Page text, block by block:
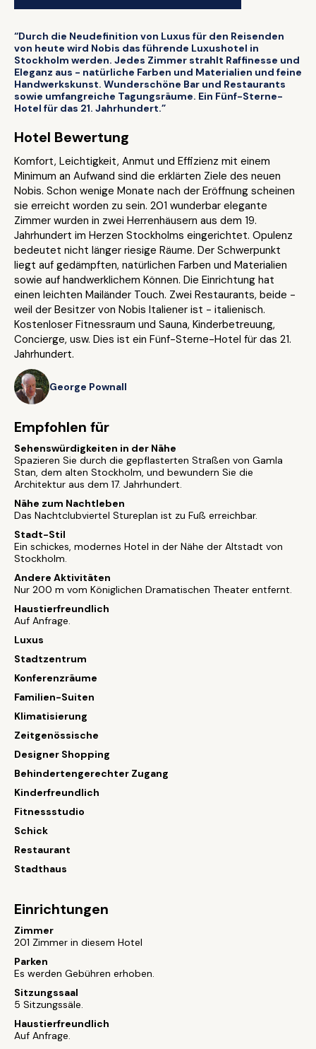
“Durch die Neudefinition von Luxus für den Reisenden
von heute wird Nobis das führende Luxushotel in
Stockholm werden. Jedes Zimmer strahlt Raffinesse und
Eleganz aus - natürliche Farben und Materialien und feine
Handwerkskunst. Wunderschöne Bar und Restaurants
sowie umfangreiche Tagungsräume. Ein Fünf-Sterne-
Hotel für das 21. Jahrhundert.”
Hotel Bewertung
Komfort, Leichtigkeit, Anmut und Effizienz mit einem
Minimum an Aufwand sind die erklärten Ziele des neuen
Nobis. Schon wenige Monate nach der Eröffnung scheinen
sie erreicht worden zu sein. 201 wunderbar elegante
Zimmer wurden in zwei Herrenhäusern aus dem 19.
Jahrhundert im Herzen Stockholms eingerichtet. Opulenz
bedeutet nicht länger riesige Räume. Der Schwerpunkt
liegt auf gedämpften, natürlichen Farben und Materialien
sowie auf handwerklichem Können. Die Einrichtung hat
einen leichten Mailänder Touch. Zwei Restaurants, beide -
weil der Besitzer von Nobis Italiener ist - italienisch.
Kostenloser Fitnessraum und Sauna, Kinderbetreuung,
Concierge, usw. Dies ist ein Fünf-Sterne-Hotel für das 21.
Jahrhundert.
George Pownall
Empfohlen für
Sehenswürdigkeiten in der Nähe
Spazieren Sie durch die gepflasterten Straßen von Gamla
Stan, dem alten Stockholm, und bewundern Sie die
Architektur aus dem 17. Jahrhundert.
Nähe zum Nachtleben
Das Nachtclubviertel Stureplan ist zu Fuß erreichbar.
Stadt-Stil
Ein schickes, modernes Hotel in der Nähe der Altstadt von
Stockholm.
Andere Aktivitäten
Nur 200 m vom Königlichen Dramatischen Theater entfernt.
Haustierfreundlich
Auf Anfrage.
Luxus
Stadtzentrum
Konferenzräume
Familien-Suiten
Klimatisierung
Zeitgenössische
Designer Shopping
Behindertengerechter Zugang
Kinderfreundlich
Fitnessstudio
Schick
Restaurant
Stadthaus
Einrichtungen
Zimmer
201 Zimmer in diesem Hotel
Parken
Es werden Gebühren erhoben.
Sitzungssaal
5 Sitzungssäle.
Haustierfreundlich
Auf Anfrage.